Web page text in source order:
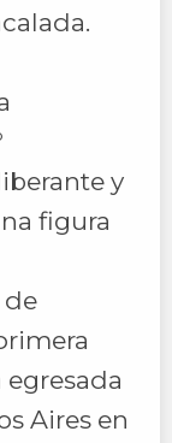
y
figura
de
Aires en